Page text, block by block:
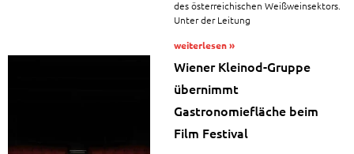
des österreichischen Weißweinsektors.
Unter der Leitung
weiterlesen »
Wiener Kleinod-Gruppe
übernimmt
Gastronomiefläche beim
Film Festival